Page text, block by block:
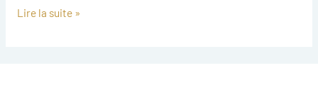
Lire la suite »